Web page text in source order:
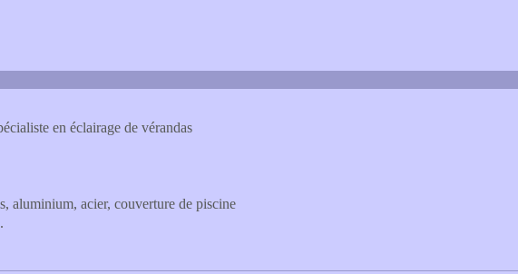
en éclairage de vérandas
aluminium, acier, couverture de piscine